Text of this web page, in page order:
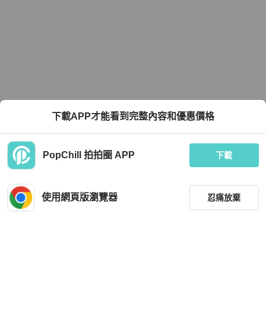
下載APP才能看到完整內容和優惠價格
PopChill 拍拍圈 APP 下載
使用網頁版瀏覽器 忍痛放棄